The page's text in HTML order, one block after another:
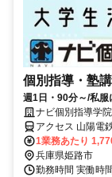
個別指導・塾
週1日・90分～/私
ナビ個別指導学
アクセス 山陽電
前川北口徒歩約
り徒歩8分
1業務あたり
兵庫県姫路市
勤務時間 実働時